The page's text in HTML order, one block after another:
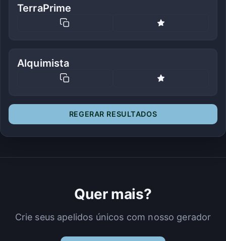
TerraPrime
Alquimista
REGERAR RESULTADOS
Quer mais?
Crie seus apelidos únicos com nosso gerador